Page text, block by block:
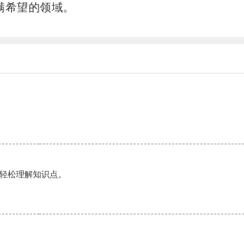
望的领域。
松理解知识点。